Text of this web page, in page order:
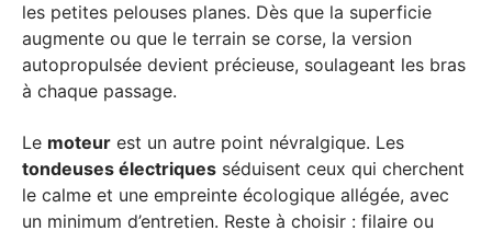
les petites pelouses planes. Dès que la superficie
augmente ou que le terrain se corse, la version
autopropulsée devient précieuse, soulageant les bras
à chaque passage.
Le moteur est un autre point névralgique. Les
tondeuses électriques séduisent ceux qui cherchent
le calme et une empreinte écologique allégée, avec
un minimum d’entretien. Reste à choisir : filaire ou